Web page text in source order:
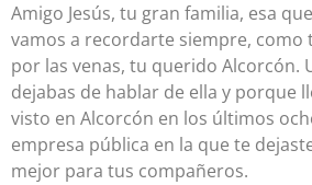
Amigo Jesús, tu gran familia, esa
vamos a recordarte siempre,
por las venas, tu querido
dejabas de hablar de ella y porque
visto en Alcorcón en los últimos
empresa pública en la que te
mejor para tus compañeros.